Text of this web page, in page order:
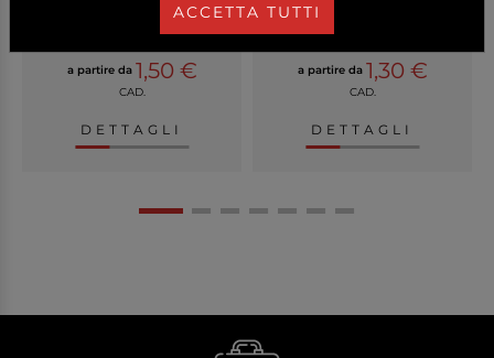
a partire da 1,50 €
CAD.
DETTAGLI
a partire da 1,30 €
CAD.
DETTAGLI
ACCETTA TUTTI